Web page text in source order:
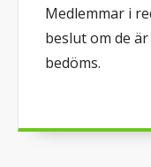
Medlemmar i
beslut om de
bedöms.